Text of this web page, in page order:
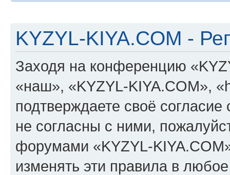
KYZYL-KIYA.COM -
Заходя на конференцию
«наш», «KYZYL-KIYA.COM»,
подтверждаете своё
не согласны с ними,
форумами «KYZYL-
изменять эти правила в